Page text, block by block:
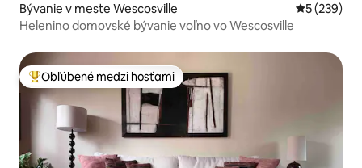
Bývanie v meste Wescosville Priemerné
5 (239)
Helenino domovské bývanie voľno vo Wescosville
Najobľúbenejšie medzi hosťami
Obľúbené medzi hosťami